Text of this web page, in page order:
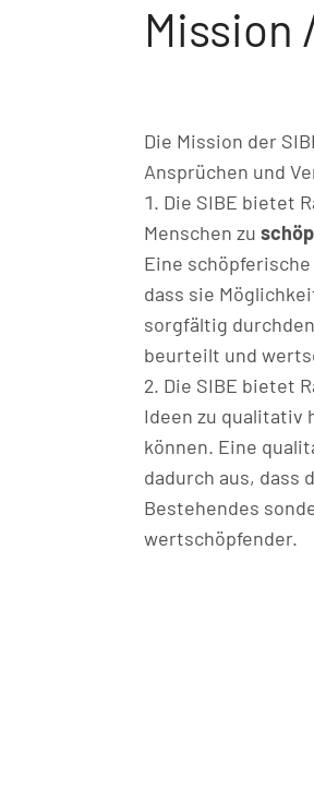
Mission
Die Mission der
Ansprüchen und
Die SIBE bietet
Menschen zu
Eine
dass sie
sorgfältig
beurteilt und
Die SIBE bietet
Ideen zu qualitativ
können. Eine
dadurch aus, dass
Bestehendes
wertschöpfender.